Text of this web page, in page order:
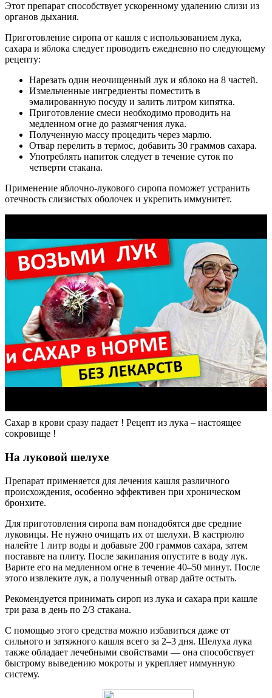
Этот препарат способствует ускоренному удалению слизи из
органов дыхания.
Приготовление сиропа от кашля с использованием лука,
сахара и яблока следует проводить ежедневно по следующему
рецепту:
Нарезать один неочищенный лук и яблоко на 8 частей.
Измельченные ингредиенты поместить в
эмалированную посуду и залить литром кипятка.
Приготовление смеси необходимо проводить на
медленном огне до размягчения лука.
Полученную массу процедить через марлю.
Отвар перелить в термос, добавить 30 граммов сахара.
Употреблять напиток следует в течение суток по
четверти стакана.
Применение яблочно-лукового сиропа поможет устранить
отечность слизистых оболочек и укрепить иммунитет.
Сахар в крови сразу падает ! Рецепт из лука – настоящее
сокровище !
На луковой шелухе
Препарат применяется для лечения кашля различного
происхождения, особенно эффективен при хроническом
бронхите.
Для приготовления сиропа вам понадобятся две средние
луковицы. Не нужно очищать их от шелухи. В кастрюлю
налейте 1 литр воды и добавьте 200 граммов сахара, затем
поставьте на плиту. После закипания опустите в воду лук.
Варите его на медленном огне в течение 40–50 минут. После
этого извлеките лук, а полученный отвар дайте остыть.
Рекомендуется принимать сироп из лука и сахара при кашле
три раза в день по 2/3 стакана.
С помощью этого средства можно избавиться даже от
сильного и затяжного кашля всего за 2–3 дня. Шелуха лука
также обладает лечебными свойствами — она способствует
быстрому выведению мокроты и укрепляет иммунную
систему.